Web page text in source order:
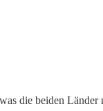
die beiden Länder